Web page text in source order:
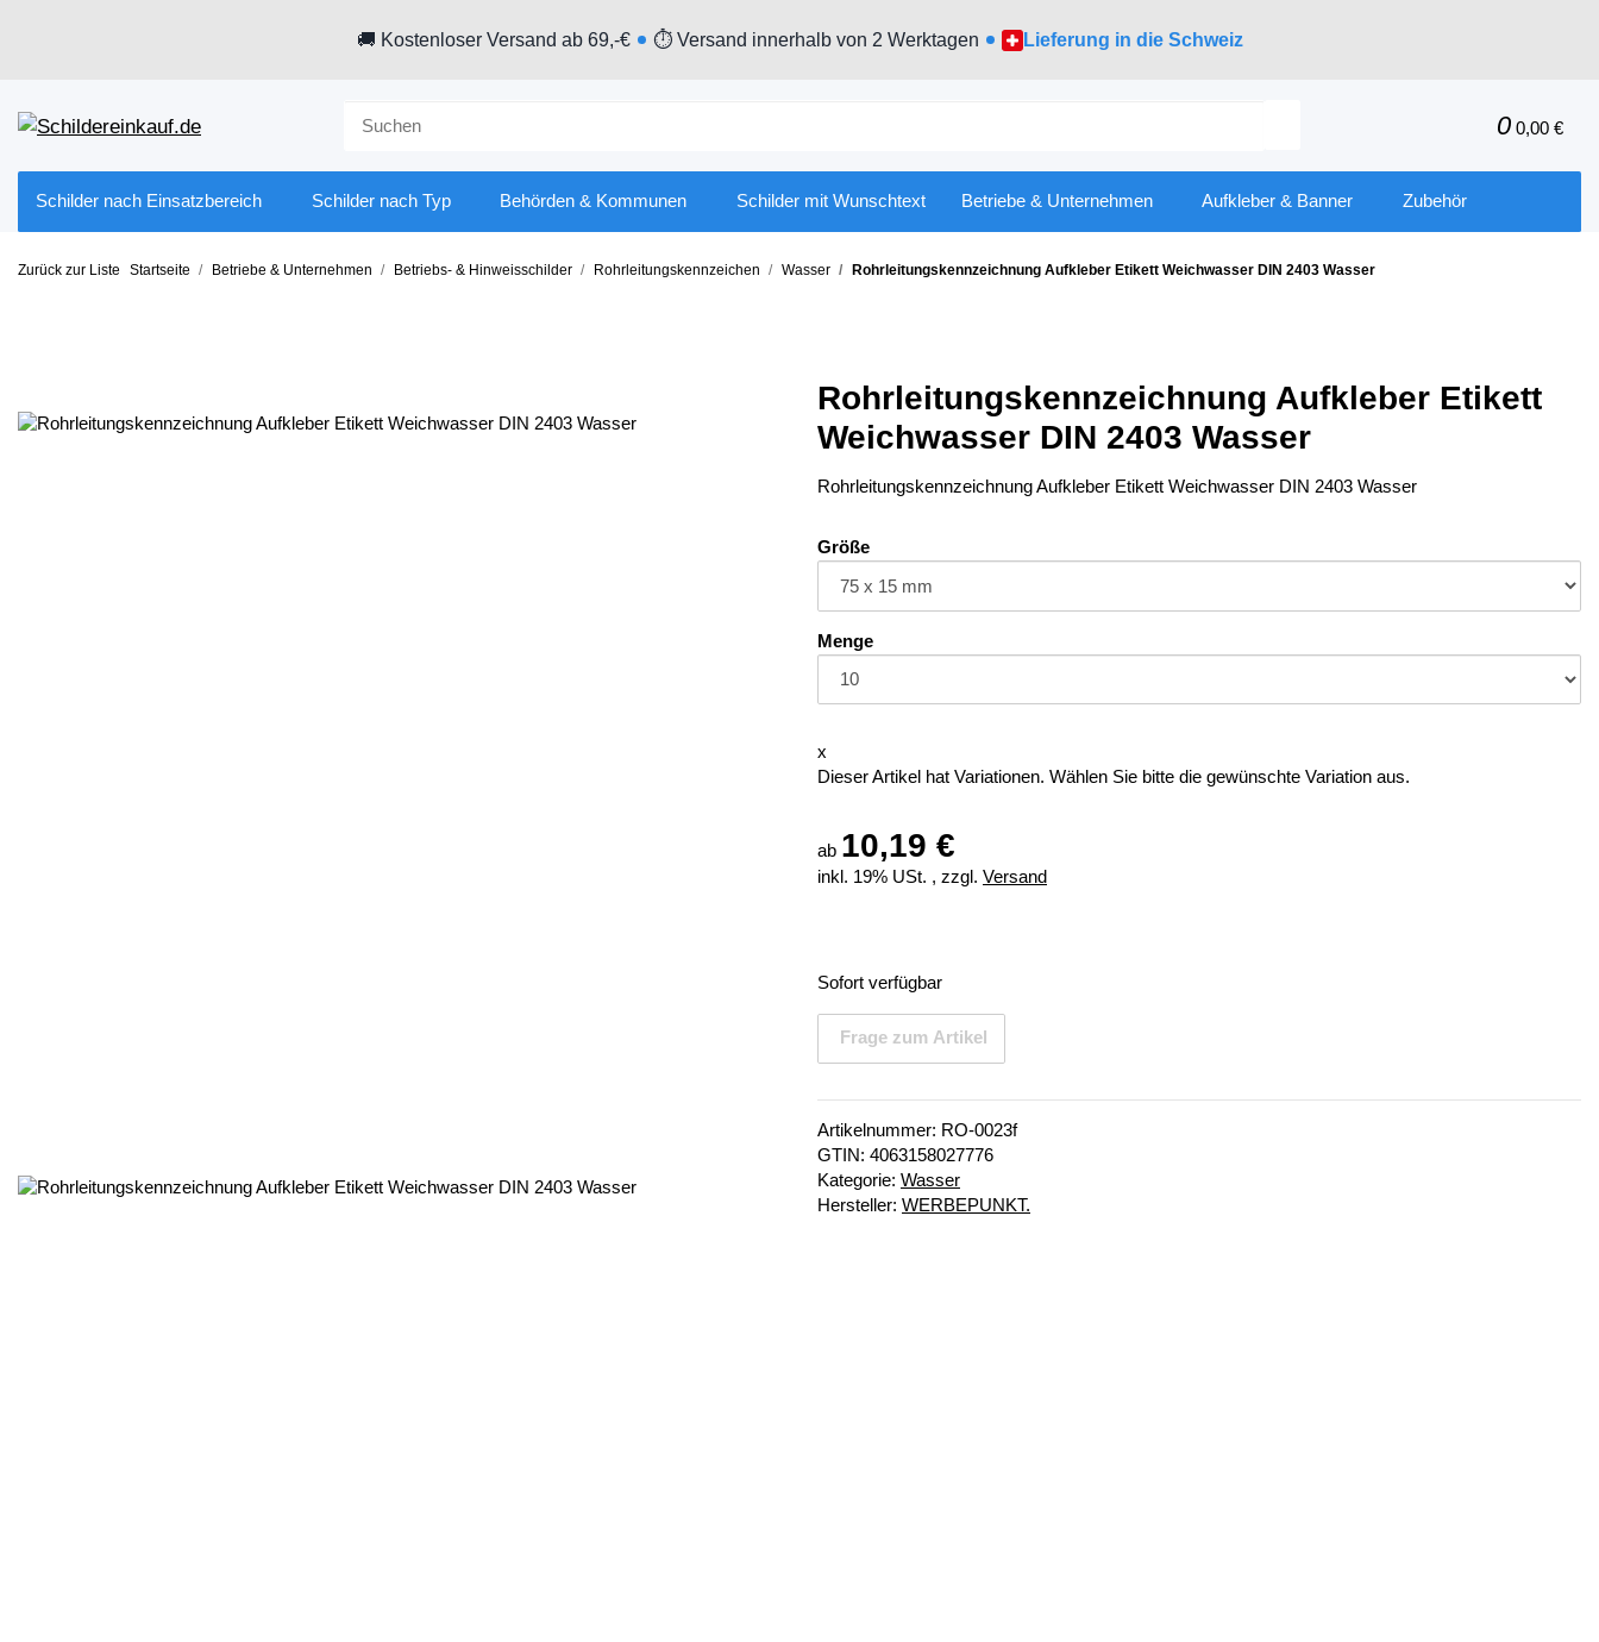
🚚 Kostenloser Versand ab 69,-€ ⏱ Versand innerhalb von 2 Werktagen Lieferung in die Schweiz
0 0,00 €
Schilder nach Einsatzbereich Schilder nach Typ Behörden & Kommunen Schilder mit Wunschtext Betriebe & Unternehmen Aufkleber & Banner Zubehör
Zurück zur Liste Startseite Betriebe & Unternehmen Betriebs- & Hinweisschilder Rohrleitungskennzeichen Wasser Rohrleitungskennzeichnung Aufkleber Etikett Weichwasser DIN 2403 Wasser
Rohrleitungskennzeichnung Aufkleber Etikett
Weichwasser DIN 2403 Wasser
Rohrleitungskennzeichnung Aufkleber Etikett Weichwasser DIN 2403 Wasser
Größe
Menge
x
Dieser Artikel hat Variationen. Wählen Sie bitte die gewünschte Variation aus.
ab 10,19 €
inkl. 19% USt. , zzgl. Versand
Sofort verfügbar
Frage zum Artikel
Artikelnummer: RO-0023f
GTIN: 4063158027776
Kategorie: Wasser
Hersteller: WERBEPUNKT.